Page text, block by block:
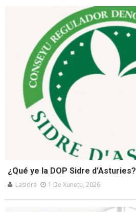
¿Qué ye la DOP Sidre d’Asturies?
Lasidra 1 De Xunetu, 2026